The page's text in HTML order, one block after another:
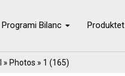
Programi Bilanc Produktet
» Photos » 1 (165)